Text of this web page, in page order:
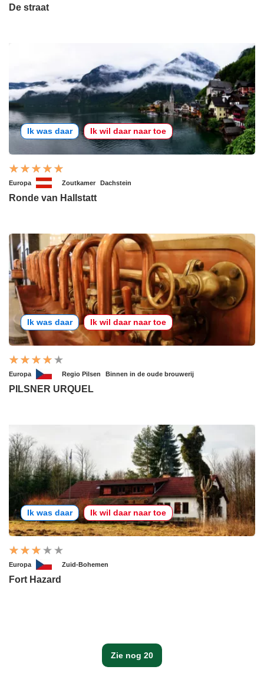
De straat
Ik was daar Ik wil daar naar toe
Europa Zoutkamer Dachstein
Ronde van Hallstatt
Ik was daar Ik wil daar naar toe
Europa Regio Pilsen Binnen in de oude brouwerij
PILSNER URQUEL
Ik was daar Ik wil daar naar toe
Europa Zuid-Bohemen
Fort Hazard
Zie nog 20